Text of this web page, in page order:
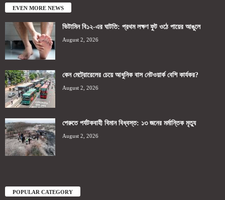
EVEN MORE NEWS
ভিটামিন বি১২-এর ঘাটতি: প্রথম লক্ষণ ফুট ওঠে পায়ের আঙুলে
August 2, 2026
কেন মেট্রোরেলের চেয়ে আধুনিক বাস নেটওয়ার্ক বেশি কার্যকর?
August 2, 2026
পেরুতে পর্যটকবাহী বিমান বিধ্বস্ত: ১৩ জনের মর্মান্তিক মৃত্যু
August 2, 2026
POPULAR CATEGORY